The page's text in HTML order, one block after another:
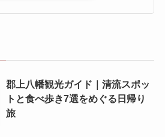
郡上八幡観光ガイド｜清流スポッ
トと食べ歩き7選をめぐる日帰り
旅